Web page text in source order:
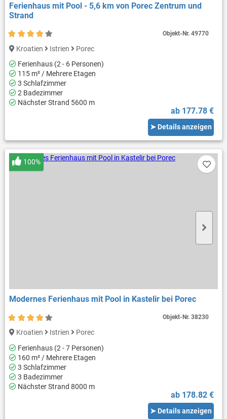
Ferienhaus mit Pool - 5,6 km von Porec Zentrum und
Strand
Kroatien Istrien
Porec
Ferienhaus (2 - 6 Personen)
115 m² / Mehrere Etagen
3 Schlafzimmer
2 Badezimmer
Nächster Strand 5600 m
ab 177.78 €
➤ Details anzeigen
Objekt-Nr.49770
Modernes Ferienhaus mit Pool in Kastelir bei Porec
100%
Kroatien Istrien
Porec
Ferienhaus (2 - 7 Personen)
160 m² / Mehrere Etagen
3 Schlafzimmer
3 Badezimmer
Nächster Strand 8000 m
ab 178.82 €
➤ Details anzeigen
Objekt-Nr.38230